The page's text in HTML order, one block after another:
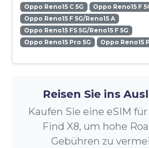
Oppo Reno15 C 5G
Oppo Reno15 F
Oppo Reno15 F 5G/Reno15 A
Oppo Reno15 FS 5G/Reno15 F 5G
Oppo Reno15 Pro 5G
Oppo Reno15
Reisen Sie ins
Kaufen Sie eine eSIM
Find X8, um hohe
Gebühren zu